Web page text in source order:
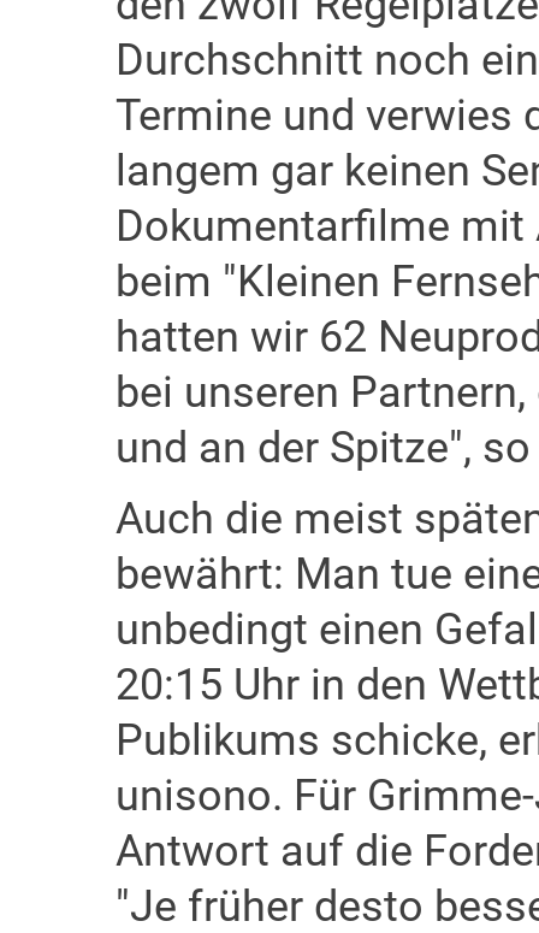
Durchschnitt noch
Termine und verwies
langem gar keinen
Dokumentarfilme mit
beim "Kleinen
hatten wir 62
bei unseren
und an der Spitze",
Auch die meist
bewährt: Man tue
unbedingt einen
20:15 Uhr in den
Publikums schicke,
unisono. Für
Antwort auf die
"Je früher desto